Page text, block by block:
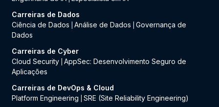
Carreiras de Dados
Ciência de Dados
Análise de Dados
Governança de
Dados
Carreiras de Cyber
Cloud Security AppSec: Desenvolvimento Seguro de
Aplicações
Carreiras de DevOps & Cloud
Platform Engineering
SRE (Site Reliability Engineering)